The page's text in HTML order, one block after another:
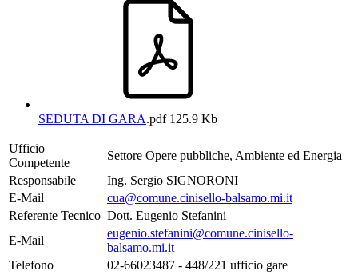
SEDUTA DI GARA.pdf125.9 Kb
Ufficio
Competente
Settore Opere pubbliche, Ambiente ed Energia
Responsabile
Ing. Sergio SIGNORONI
E-Mail
cua@comune.cinisello-balsamo.mi.it
Referente Tecnico Dott. Eugenio Stefanini
E-Mail
eugenio.stefanini@comune.cinisello-
balsamo.mi.it
Telefono
02-66023487 - 448/221 ufficio gare